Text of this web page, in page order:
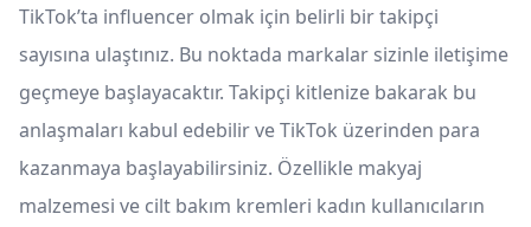
TikTok’ta influencer olmak için belirli bir takipçi
sayısına ulaştınız. Bu noktada markalar sizinle iletişime
geçmeye başlayacaktır. Takipçi kitlenize bakarak bu
anlaşmaları kabul edebilir ve TikTok üzerinden para
kazanmaya başlayabilirsiniz. Özellikle makyaj
malzemesi ve cilt bakım kremleri kadın kullanıcıların